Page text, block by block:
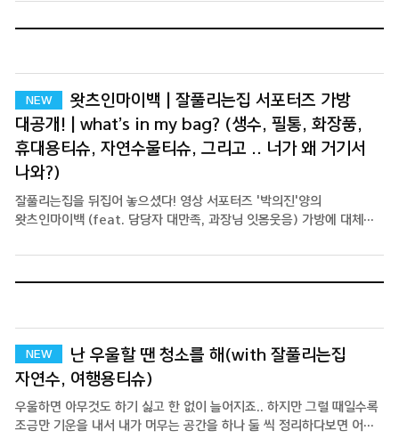
왓츠인마이백 | 잘풀리는집 서포터즈 가방
대공개! | what’s in my bag? (생수, 필통, 화장품,
휴대용티슈, 자연수물티슈, 그리고 .. 너가 왜 거기서
나와?)
잘풀리는집을 뒤집어 놓으셨다! 영상 서포터즈 '박의진'양의
왓츠인마이백 (feat. 담당자 대만족, 과장님 잇몸웃음) 가방에 대체
난 우울할 땐 청소를 해(with 잘풀리는집
자연수, 여행용티슈)
우울하면 아무것도 하기 싫고 한 없이 늘어지죠.. 하지만 그럴 때일수록
조금만 기운을 내서 내가 머무는 공간을 하나 둘 씩 정리하다보면 어느